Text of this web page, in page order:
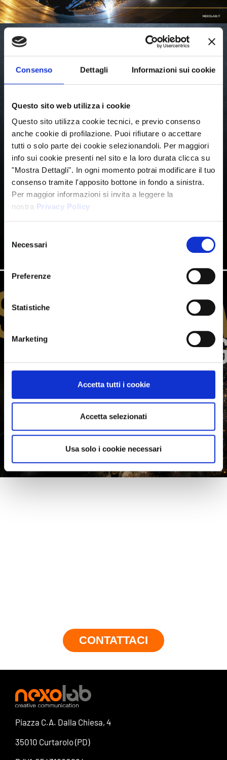
Consenso Dettagli Informazioni sui cookie
Questo sito web utilizza i cookie
Questo sito utilizza cookie tecnici, e previo consenso
anche cookie di profilazione. Puoi rifiutare o accettare
tutti o solo parte dei cookie selezionandoli. Per maggiori
info sui cookie presenti nel sito e la loro durata clicca su
"Mostra Dettagli". In ogni momento potrai modificare il tuo
consenso tramite l'apposito bottone in fondo a sinistra.
Per maggior informazioni si invita a leggere la
nostra Privacy Policy
delNecessari
Preferenze
Statistiche
Marketing
Accetta tutti i cookie
Accetta selezionati
Usa solo i cookie necessari
CONTATTACI
Piazza C.A. Dalla Chiesa, 4
35010 Curtarolo (PD)